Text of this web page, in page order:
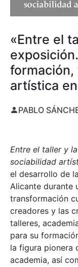
«Entre el
formación,
artística
PABLO
Entre el taller y
sociabilidad
el desarrollo de
Alicante durante
transformación
creadores y las
talleres,
para su
la figura pionera
academia, así